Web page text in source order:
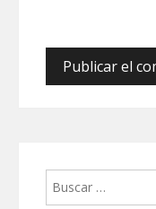
Buscar: